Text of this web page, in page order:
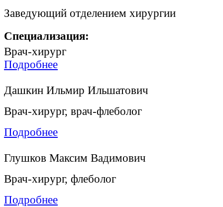
Заведующий отделением хирургии
Специализация:
Врач-хирург
Подробнее
Дашкин Ильмир Ильшатович
Врач-хирург, врач-флеболог
Подробнее
Глушков Максим Вадимович
Врач-хирург, флеболог
Подробнее